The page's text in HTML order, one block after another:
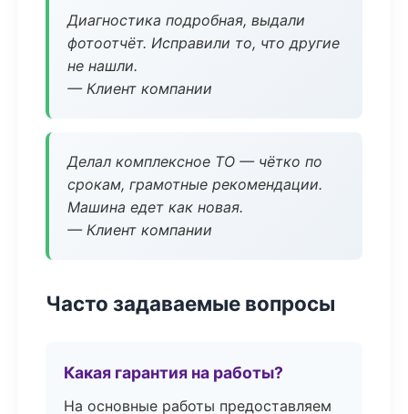
Диагностика подробная, выдали
фотоотчёт. Исправили то, что другие
не нашли.
— Клиент компании
Делал комплексное ТО — чётко по
срокам, грамотные рекомендации.
Машина едет как новая.
— Клиент компании
Часто задаваемые вопросы
Какая гарантия на работы?
На основные работы предоставляем